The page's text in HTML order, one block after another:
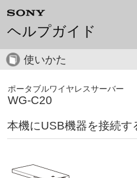
ヘルプガイド
使いかた
ポータブルワイヤレスサーバー
WG-C20
本機にUSB機器を接続す